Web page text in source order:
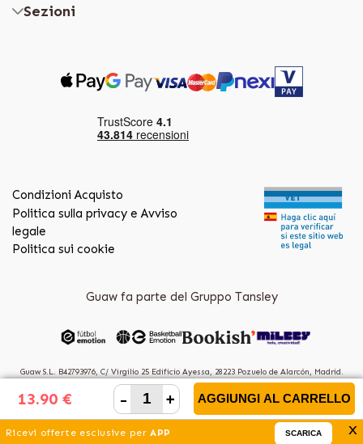
13.90 € - + AGGIUNGI AL CARRELLO
Ricevi offerte esclusive perAPP SCARICA x
Sezioni
Condizioni Acquisto
Politica sulla privacy e Avviso
legale
Politica sui cookie
Guaw fa parte del Gruppo Tansley
Guaw S.L. B42793976, C/ Virgilio 25 Edificio Ayessa, 28223 Pozuelo de Alarcón, Madrid.
(Spain)